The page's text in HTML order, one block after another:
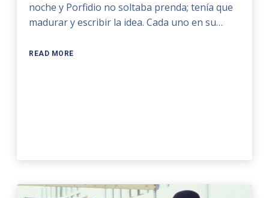
noche y Porfidio no soltaba prenda; tenía que
madurar y escribir la idea. Cada uno en su…
READ MORE